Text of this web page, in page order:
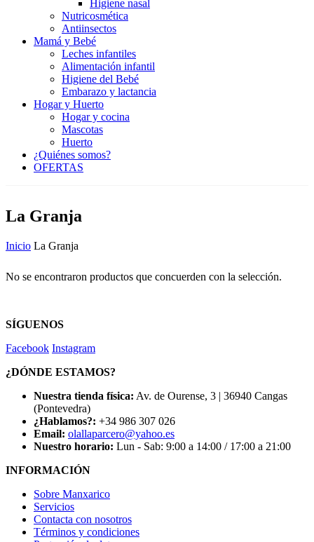
Higiene nasal
Nutricosmética
Antiinsectos
Mamá y Bebé
Leches infantiles
Alimentación infantil
Higiene del Bebé
Embarazo y lactancia
Hogar y Huerto
Hogar y cocina
Mascotas
Huerto
¿Quiénes somos?
OFERTAS
La Granja
Inicio La Granja
No se encontraron productos que concuerden con la selección.
SÍGUENOS
Facebook Instagram
¿DÓNDE ESTAMOS?
Nuestra tienda física: Av. de Ourense, 3 | 36940 Cangas
(Pontevedra)
¿Hablamos?: +34 986 307 026
Email: olallaparcero@yahoo.es
Nuestro horario: Lun - Sab: 9:00 a 14:00 / 17:00 a 21:00
INFORMACIÓN
Sobre Manxarico
Servicios
Contacta con nosotros
Términos y condiciones